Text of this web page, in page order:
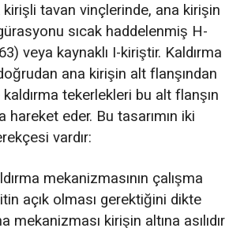
tavan vinçlerinde, ana kirişin
sıcak haddelenmiş H-
veya kaynaklı I-kiriştir. Kaldırma
ana kirişin alt flanşından
kaldırma tekerlekleri bu alt flanşın
eder. Bu tasarımın iki
vardır:
mekanizmasının çalışma
açık olması gerektiğini dikte
mekanizması kirişin altına asılıdır